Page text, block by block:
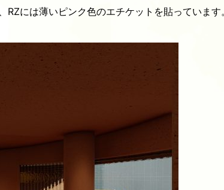
には薄いピンク色のエチケットを貼っていま